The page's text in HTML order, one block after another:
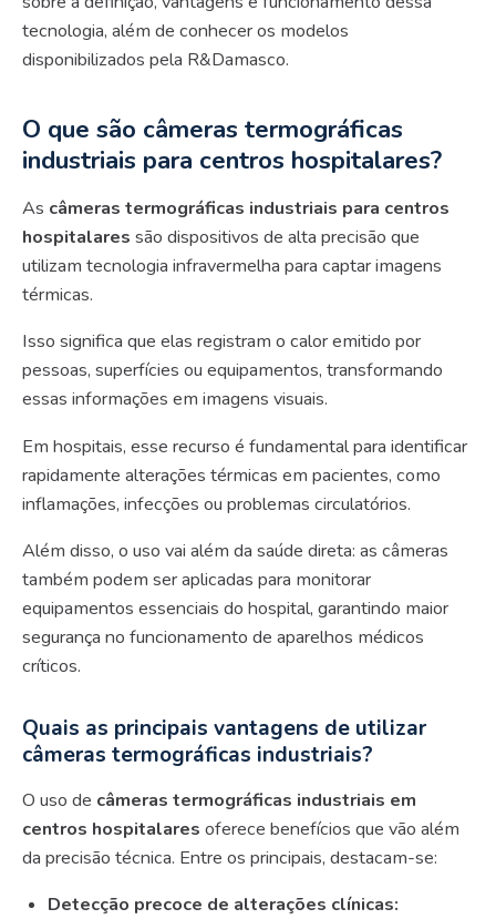
tecnologia, além de conhecer os modelos
disponibilizados pela R&Damasco.
O que são câmeras termográficas
industriais para centros hospitalares?
As câmeras termográficas industriais para centros
hospitalares são dispositivos de alta precisão que
utilizam tecnologia infravermelha para captar imagens
térmicas.
Isso significa que elas registram o calor emitido por
pessoas, superfícies ou equipamentos, transformando
essas informações em imagens visuais.
Em hospitais, esse recurso é fundamental para identificar
rapidamente alterações térmicas em pacientes, como
inflamações, infecções ou problemas circulatórios.
Além disso, o uso vai além da saúde direta: as câmeras
também podem ser aplicadas para monitorar
equipamentos essenciais do hospital, garantindo maior
segurança no funcionamento de aparelhos médicos
críticos.
Quais as principais vantagens de utilizar
câmeras termográficas industriais?
O uso de câmeras termográficas industriais em
centros hospitalares oferece benefícios que vão além
da precisão técnica. Entre os principais, destacam-se:
Detecção precoce de alterações clínicas: